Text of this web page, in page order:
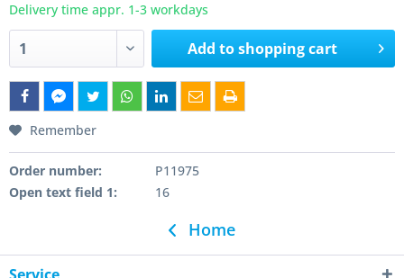
Delivery time appr. 1-3 workdays
Add toshopping cart
Remember
Order number:
P11975
Open text field 1:
16
Home